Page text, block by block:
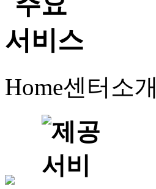
Home센터소개